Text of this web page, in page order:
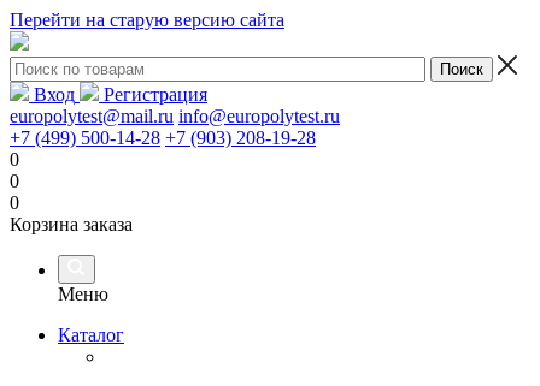
Перейти на старую версию сайта
Вход
Регистрация
europolytest@mail.ru info@europolytest.ru
+7 (499) 500-14-28 +7 (903) 208-19-28
0
0
0
Корзина заказа
Меню
Каталог